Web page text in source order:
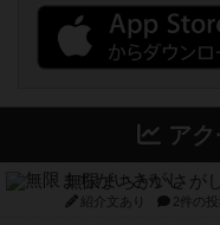
ア
無限まちがいさがし
紹介文あり 2件の投